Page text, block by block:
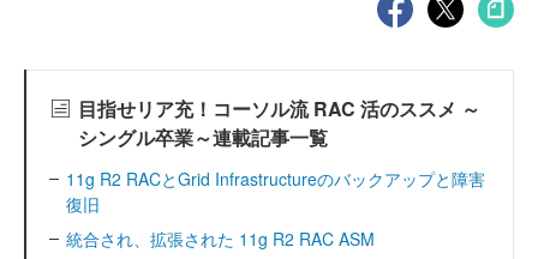
目指せリア充！コーソル流 RAC 活のススメ ～
シングル卒業～連載記事一覧
11g R2 RACとGrid Infrastructureのバックアップと障害
復旧
統合され、拡張された 11g R2 RAC ASM